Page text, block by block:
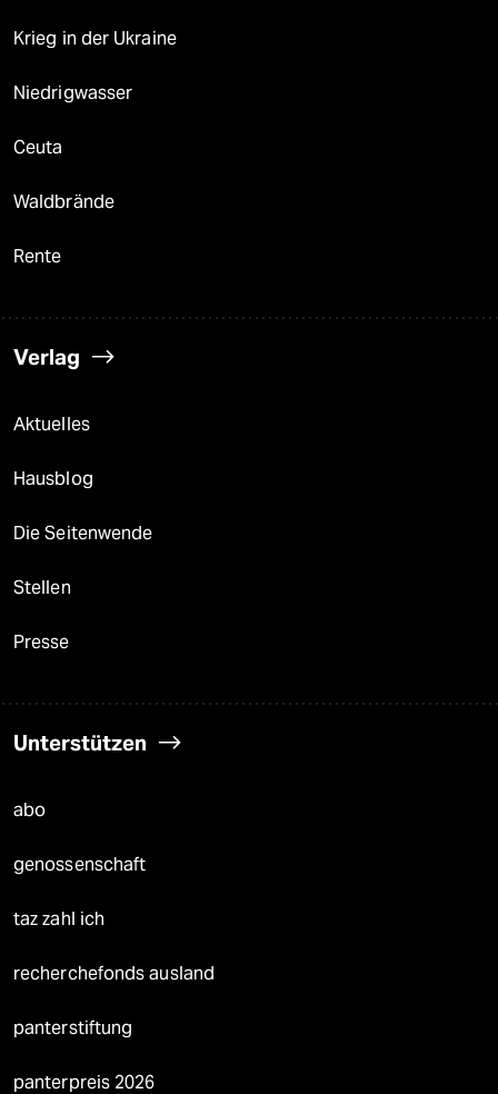
Krieg in der Ukraine
Niedrigwasser
Ceuta
Waldbrände
Rente
Verlag
Aktuelles
Hausblog
Die Seitenwende
Stellen
Presse
Unterstützen
abo
genossenschaft
taz zahl ich
recherchefonds ausland
panterstiftung
panterpreis 2026